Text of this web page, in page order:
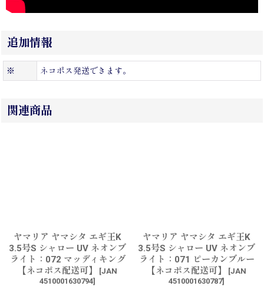
追加情報
※ ネコポス発送できます。
関連商品
ヤマリア ヤマシタ エギ王K
3.5号S シャロー UV ネオンブ
ライト：072 マッディキング
【ネコポス配送可】
[JAN
4510001630794]
ヤマリア ヤマシタ エギ王K
3.5号S シャロー UV ネオンブ
ライト：071 ピーカンブルー
【ネコポス配送可】
[JAN
4510001630787]